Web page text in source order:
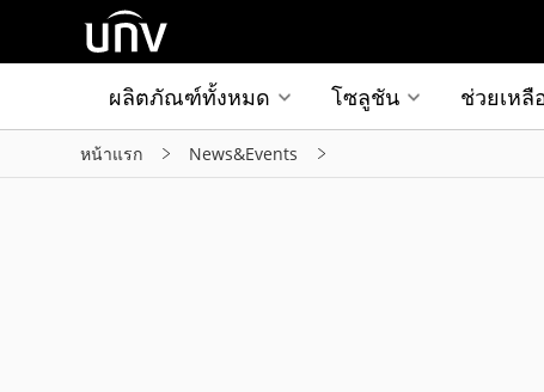
ผลิตภัณฑ์ทั้งหมด โซลูชัน ช่วยเหลื
หน้าแรก News&Events